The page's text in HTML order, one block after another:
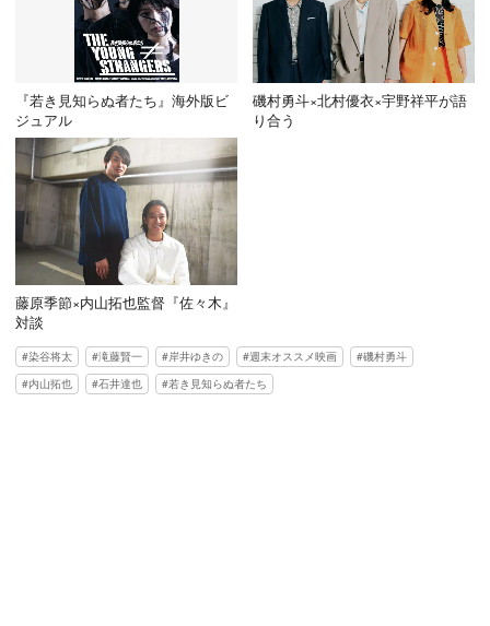
『若き見知らぬ者たち』海外版ビ
ジュアル
磯村勇斗×北村優衣×宇野祥平が語
り合う
藤原季節×内山拓也監督『佐々木』
対談
染谷将太 滝藤賢一 岸井ゆきの 週末オススメ映画
磯村勇斗
内山拓也
石井達也 若き見知らぬ者たち